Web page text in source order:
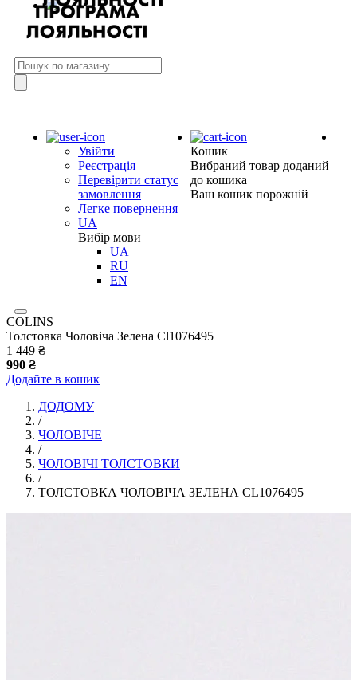
Увійти
Реєстрація
Перевірити статус
замовлення
Легке повернення
UA
Вибір мови
UA
RU
EN
Кошик
Вибраний товар доданий
до кошика
Ваш кошик порожній
COLINS
Толстовка Чоловіча Зелена Cl1076495
1 449 ₴
990 ₴
Додайте в кошик
ДОДОМУ
/
ЧОЛОВІЧЕ
/
ЧОЛОВІЧІ ТОЛСТОВКИ
/
ТОЛСТОВКА ЧОЛОВІЧА ЗЕЛЕНА CL1076495